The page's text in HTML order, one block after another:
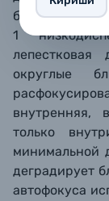
благодарить
1
лепестковая
округлые
внутренняя,
только
минимальной
деградирует
автофокуса